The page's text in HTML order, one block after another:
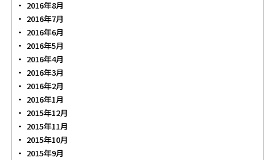
2016年8月
2016年7月
2016年6月
2016年5月
2016年4月
2016年3月
2016年2月
2016年1月
2015年12月
2015年11月
2015年10月
2015年9月